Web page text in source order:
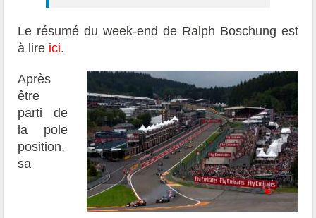
Le résumé du week-end de Ralph Boschung est
à lire ici.
Après
être
parti de
la pole
position,
sa